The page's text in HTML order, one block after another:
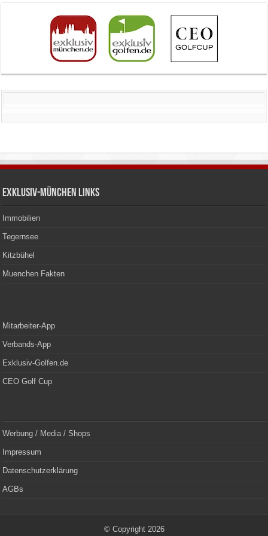
Exklusiv-München Links
Immobilien
Tegernsee
Kitzbühel
Muenchen Fakten
Mitarbeiter-App
Verbands-App
Exklusiv-Golfen.de
CEO Golf Cup
Werbung / Media / Shops
Impressum
Datenschutzerklärung
AGBs
© Copyright 2026